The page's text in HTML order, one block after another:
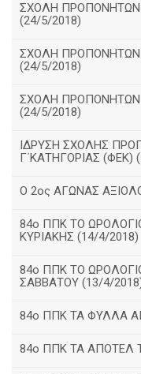
ΣΧΟΛΗ ΠΡΟΠΟΝΗΤΩΝ
(24/5/2018)
ΣΧΟΛΗ ΠΡΟΠΟΝΗΤΩΝ
(24/5/2018)
ΣΧΟΛΗ ΠΡΟΠΟΝΗΤΩΝ
(24/5/2018)
ΙΔΡΥΣΗ ΣΧΟΛΗΣ
Γ΄ΚΑΤΗΓΟΡΙΑΣ (ΦΕΚ)
O 2ος ΑΓΩΝΑΣ
84ο ΠΠΚ ΤΟ
ΚΥΡΙΑΚΗΣ (14/4/2018)
84ο ΠΠΚ ΤΟ
ΣΑΒΒΑΤΟΥ (13/4/
84ο ΠΠΚ ΤΑ ΦΥΛΛΑ
84ο ΠΠΚ ΤΑ ΑΠΟΤΕΛ